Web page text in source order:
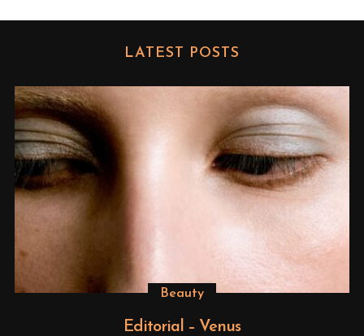
LATEST POSTS
Beauty
Editorial – Venus